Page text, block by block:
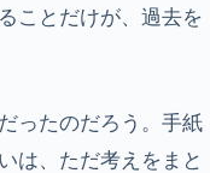
ことだけが、過去を
ったのだろう。手紙
は、ただ考えをまと